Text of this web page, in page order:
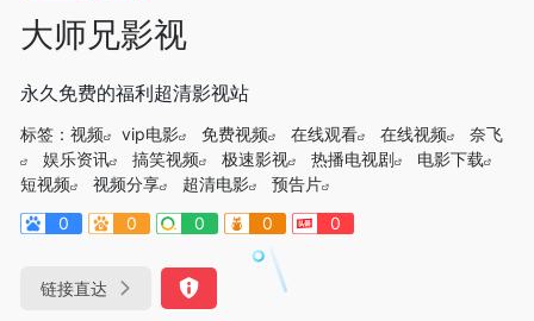
大师兄影视
永久免费的福利超清影视站
标签： 视频 vip电影 免费视频 在线观看 在线视频
奈飞
娱乐资讯
搞笑视频 极速影视 热播电视剧
电影下载
短视频
视频分享 超清电影
预告片
0
0 0 0 0
链接直达